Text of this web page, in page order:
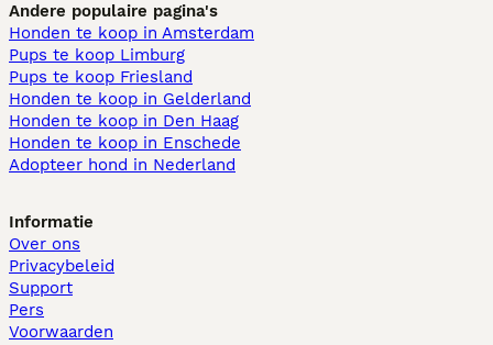
Andere populaire pagina's
Honden te koop in Amsterdam
Pups te koop Limburg​
Pups te koop Friesland​
Honden te koop in Gelderland
Honden te koop in Den Haag
Honden te koop in Enschede
Adopteer hond in Nederland
Informatie
Over ons
Privacybeleid
Support
Pers
Voorwaarden